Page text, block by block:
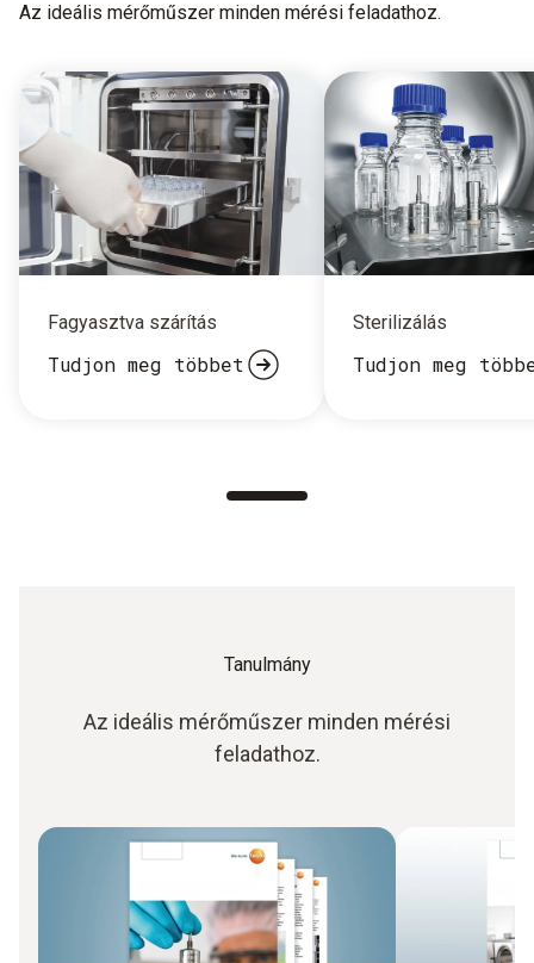
Az ideális mérőműszer minden mérési feladathoz.
Fagyasztva szárítás
Tudjon meg többet
Sterilizálás
Tudjon meg
Tanulmány
Az ideális mérőműszer minden mérési
feladathoz.